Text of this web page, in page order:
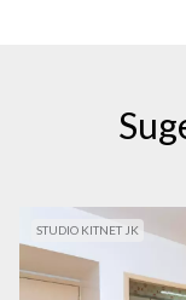
STUDIO KITNET JK